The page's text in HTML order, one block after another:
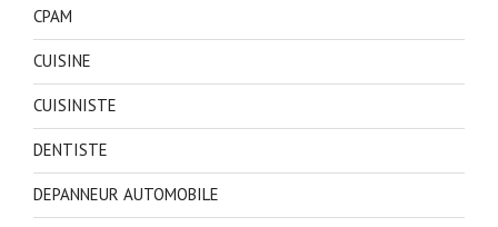
CPAM
CUISINE
CUISINISTE
DENTISTE
DEPANNEUR AUTOMOBILE